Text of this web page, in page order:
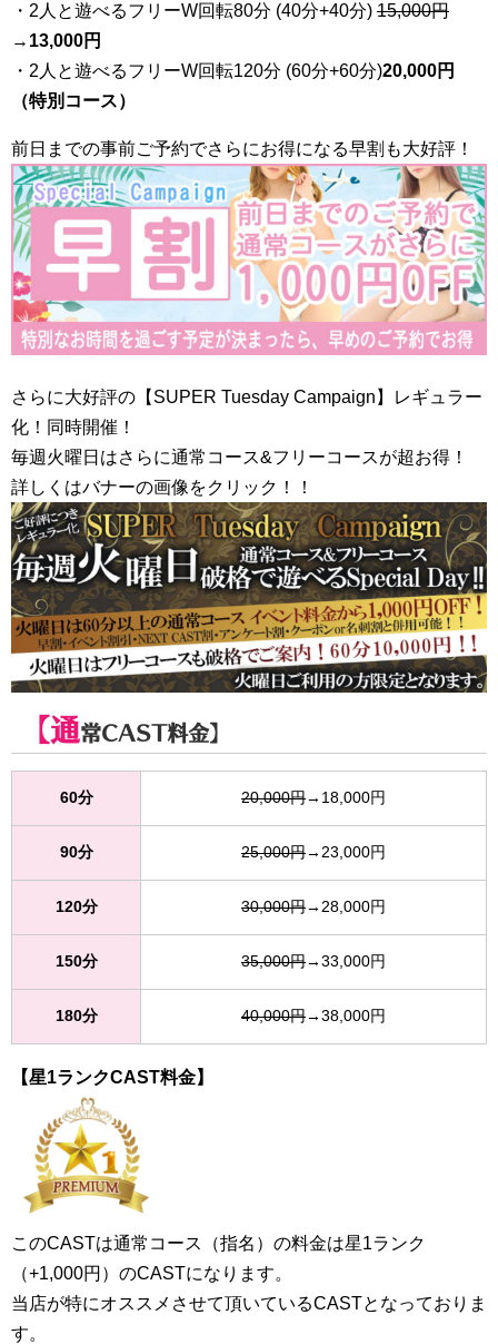
・2人と遊べるフリーW回転80分 (40分+40分) 15,000円
→ 13,000円
・2人と遊べるフリーW回転120分 (60分+60分)20,000円
（特別コース）
前日までの事前ご予約でさらにお得になる早割も大好評！
さらに大好評の【SUPER Tuesday Campaign】レギュラー
化！同時開催！
毎週火曜日はさらに通常コース&フリーコースが超お得！
詳しくはバナーの画像をクリック！！
【通常CAST料金】
60分 20,000円→18,000円
90分 25,000円→23,000円
120分 30,000円→28,000円
150分 35,000円→33,000円
180分 40,000円→38,000円
【星1ランクCAST料金】
このCASTは通常コース（指名）の料金は星1ランク
（+1,000円）のCASTになります。
当店が特にオススメさせて頂いているCASTとなっておりま
す。